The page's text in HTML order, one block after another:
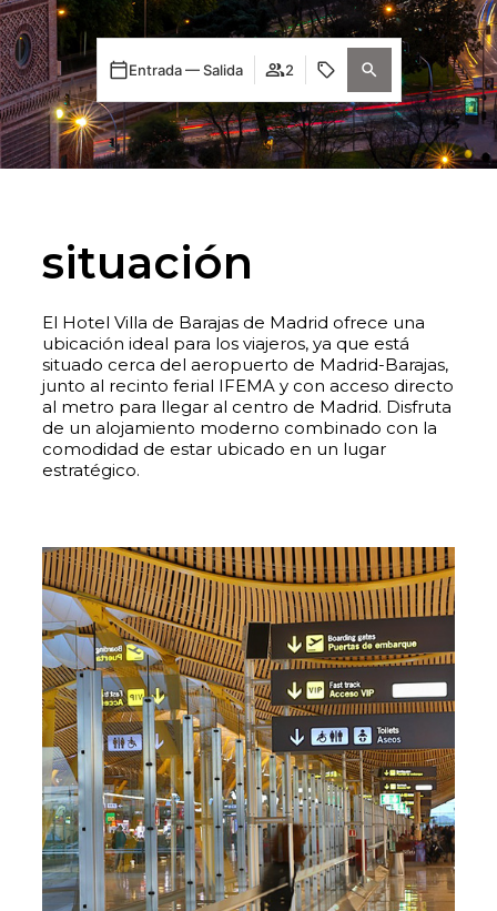
Entrada — Salida 2
situación
El Hotel Villa de Barajas de Madrid ofrece una
ubicación ideal para los viajeros, ya que está
situado cerca del aeropuerto de Madrid-Barajas,
junto al recinto ferial IFEMA y con acceso directo
al metro para llegar al centro de Madrid. Disfruta
de un alojamiento moderno combinado con la
comodidad de estar ubicado en un lugar
estratégico.